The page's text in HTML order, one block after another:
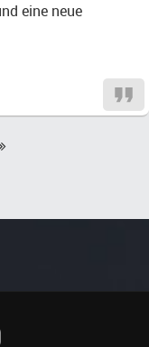
eine neue